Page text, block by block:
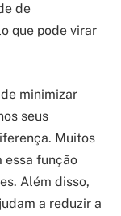
de
que pode virar
minimizar
seus
Muitos
essa função
Além disso,
a reduzir a